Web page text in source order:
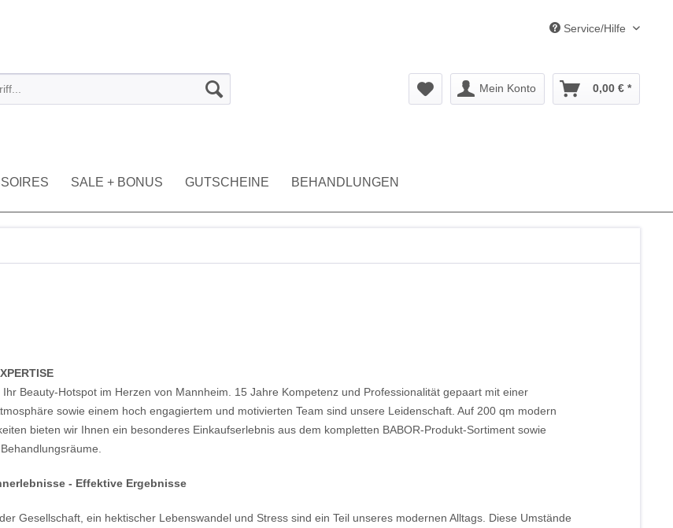
Service/Hilfe
Mein Konto 0,00 € *
SALE + BONUS GUTSCHEINE BEHANDLUNGEN
Beauty-Hotspot im Herzen von Mannheim. 15 Jahre Kompetenz und Professionalität gepaart mit einer
sowie einem hoch engagiertem und motivierten Team sind unsere Leidenschaft. Auf 200 qm modern
bieten wir Ihnen ein besonderes Einkaufserlebnis aus dem kompletten BABOR-Produkt-Sortiment sowie
- Effektive Ergebnisse
Gesellschaft, ein hektischer Lebenswandel und Stress sind ein Teil unseres modernen Alltags. Diese Umstände